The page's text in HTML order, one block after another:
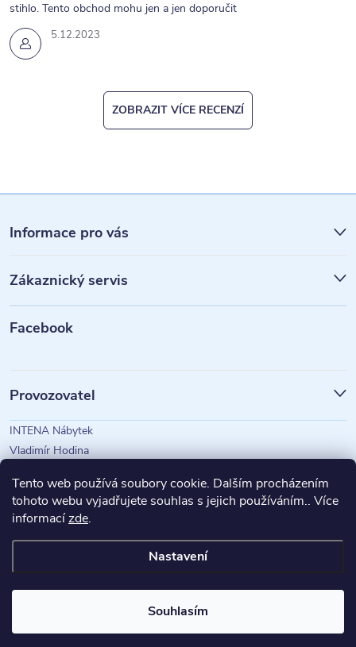
Tento web používá soubory cookie. Dalším procházením
tohoto webu vyjadřujete souhlas s jejich používáním.. Více
informacízde.
Nastavení
Souhlasím
5.12.2023
stihlo. Tento obchod mohu jen a jen doporučit
ZOBRAZIT VÍCE RECENZÍ
á
p
a
Informace pro vás
Zákaznický servis
Facebook
Provozovatel
INTENA Nábytek
Vladimír Hodina
Copyright 2026INTENA Nábytek. Všechna práva vyhrazena.